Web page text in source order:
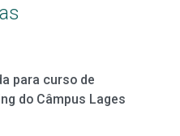
para curso de
do Câmpus Lages